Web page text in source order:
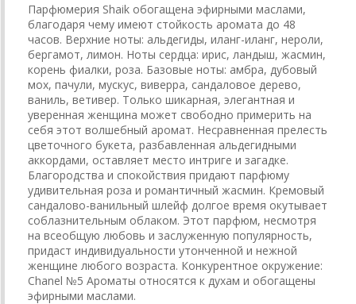
Парфюмерия Shaik обогащена эфирными маслами,
благодаря чему имеют стойкость аромата до 48
часов. Верхние ноты: альдегиды, иланг-иланг, нероли,
бергамот, лимон. Ноты сердца: ирис, ландыш, жасмин,
корень фиалки, роза. Базовые ноты: амбра, дубовый
мох, пачули, мускус, виверра, сандаловое дерево,
ваниль, ветивер. Только шикарная, элегантная и
уверенная женщина может свободно примерить на
себя этот волшебный аромат. Несравненная прелесть
цветочного букета, разбавленная альдегидными
аккордами, оставляет место интриге и загадке.
Благородства и спокойствия придают парфюму
удивительная роза и романтичный жасмин. Кремовый
сандалово-ванильный шлейф долгое время окутывает
соблазнительным облаком. Этот парфюм, несмотря
на всеобщую любовь и заслуженную популярность,
придаст индивидуальности утонченной и нежной
женщине любого возраста. Конкурентное окружение:
Chanel №5 Ароматы относятся к духам и обогащены
эфирными маслами.